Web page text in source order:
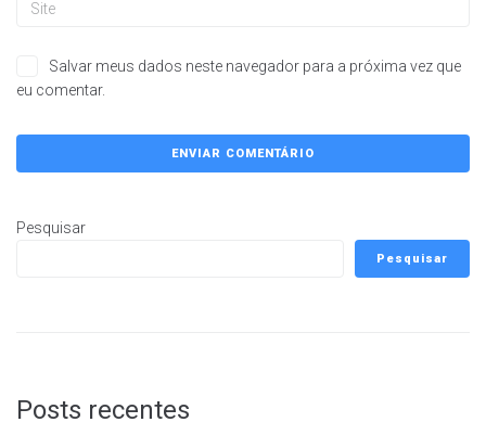
Salvar meus dados neste navegador para a próxima vez que
eu comentar.
Pesquisar
Pesquisar
Posts recentes